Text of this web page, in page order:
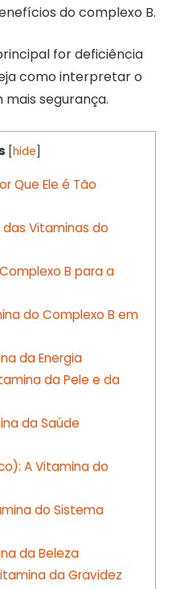
do complexo B.
for deficiência
como interpretar o
mais segurança.
[hide]
Que Ele é Tão
das Vitaminas do
B para a
do Complexo B em
da Energia
da Pele e da
da Saúde
A Vitamina do
do Sistema
da Beleza
da Gravidez